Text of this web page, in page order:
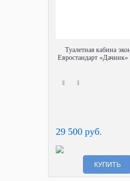
Туалетная кабина
Евростандарт «Дачник»
29 500 руб.
КУПИТЬ